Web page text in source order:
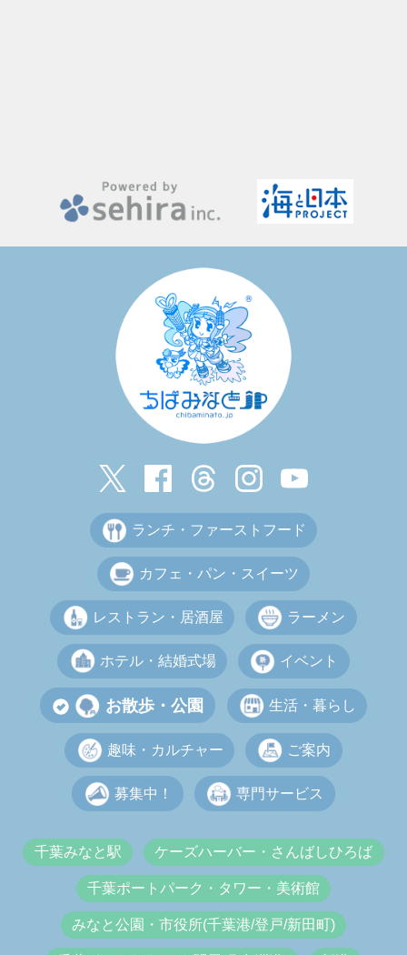
ランチ・ファーストフード
カフェ・パン・スイーツ
レストラン・居酒屋 ラーメン
ホテル・結婚式場 イベント
お散歩・公園 生活・暮らし
趣味・カルチャー ご案内
募集中！ 専門サービス
千葉みなと駅 ケーズハーバー・さんばしひろば
千葉ポートパーク・タワー・美術館
みなと公園・市役所(千葉港/登戸/新田町)